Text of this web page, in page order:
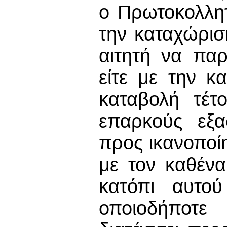
ο
την
αιτητή να
είτε με την
καταβολή
επαρκούς
προς
με τον
κατόπι